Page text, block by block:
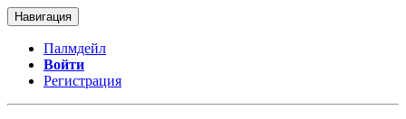
Навигация
Палмдейл
Войти
Регистрация